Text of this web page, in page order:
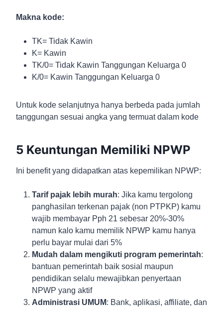
Makna kode:
TK= Tidak Kawin
K= Kawin
TK/0= Tidak Kawin Tanggungan Keluarga 0
K/0= Kawin Tanggungan Keluarga 0
Untuk kode selanjutnya hanya berbeda pada jumlah
tanggungan sesuai angka yang termuat dalam kode
5 Keuntungan Memiliki NPWP
Ini benefit yang didapatkan atas kepemilikan NPWP:
Tarif pajak lebih murah: Jika kamu tergolong
panghasilan terkenan pajak (non PTPKP) kamu
wajib membayar Pph 21 sebesar 20%-30%
namun kalo kamu memilik NPWP kamu hanya
perlu bayar mulai dari 5%
Mudah dalam mengikuti program pemerintah:
bantuan pemerintah baik sosial maupun
pendidikan selalu mewajibkan penyertaan
NPWP yang aktif
Administrasi UMUM: Bank, aplikasi, affiliate, dan